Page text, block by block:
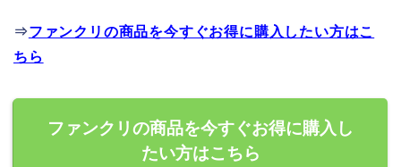
⇒ファンクリの商品を今すぐお得に購入したい方はこ
ちら
ファンクリの商品を今すぐお得に購入し
たい方はこちら